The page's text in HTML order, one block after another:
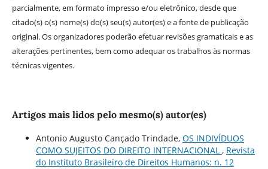
parcialmente, em formato impresso e/ou eletrônico, desde que
citado(s) o(s) nome(s) do(s) seu(s) autor(es) e a fonte de publicação
original. Os organizadores poderão efetuar revisões gramaticais e as
alterações pertinentes, bem como adequar os trabalhos às normas
técnicas vigentes.
Artigos mais lidos pelo mesmo(s) autor(es)
Antonio Augusto Cançado Trindade, OS INDIVÍDUOS
COMO SUJEITOS DO DIREITO INTERNACIONAL , Revista
do Instituto Brasileiro de Direitos Humanos: n. 12